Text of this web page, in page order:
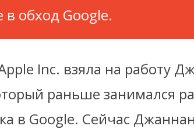
в обход Google.
Inc. взяла на работу
раньше занимался
в Google. Сейчас